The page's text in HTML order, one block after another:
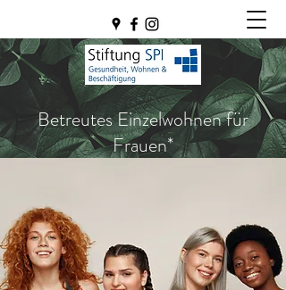
Betreutes Einzelwohnen für
Frauen*